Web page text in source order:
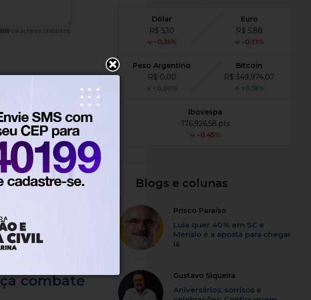
500caracteres restantes.
flagrante
comércio
busca em sete cidades,
de 2026;
combate
Dólar
R$ 5,10
-0,35%
Euro
R$ 5,88
-0,71%
Peso Argentino
R$ 0,00
+0,00%
Bitcoin
R$ 349,974,07
+0,18%
Ibovespa
176,926,58 pts
-0.45%
Blogs e colunas
Prisco Paraíso
Lula quer 40% em SC e
Merísio é a aposta para chegar
lá
Gustavo Siqueira
Aniversários, sorrisos e